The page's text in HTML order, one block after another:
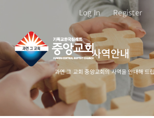
로
건
너
뛰
Log In Register
사역안내
과연 그 교회 중앙교회의 사역을 안내해 드